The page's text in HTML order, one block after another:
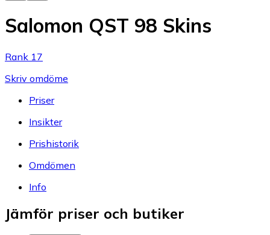
Salomon QST 98 Skins
Rank 17
Skriv omdöme
Priser
Insikter
Prishistorik
Omdömen
Info
Jämför priser och butiker